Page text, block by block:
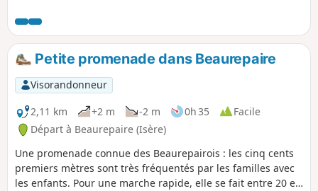
vous pouvez mettre des photos en indiquant l'emplacement
sur le circuit.
Petite promenade dans Beaurepaire
Visorandonneur
2,11 km
+2 m -2 m 0h 35
Facile
Départ à Beaurepaire (Isère)
Une promenade connue des Beaurepairois : les cinq cents
premiers mètres sont très fréquentés par les familles avec
les enfants. Pour une marche rapide, elle se fait entre 20 et